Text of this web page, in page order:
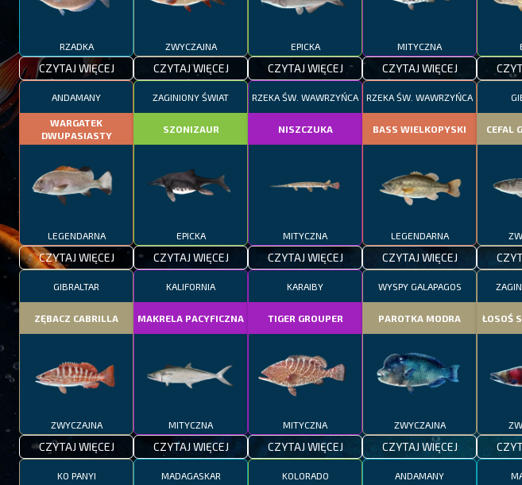
RZADKA
CZYTAJ WIĘCEJ
ZWYCZAJNA
CZYTAJ WIĘCEJ
EPICKA
CZYTAJ WIĘCEJ
MITYCZNA
CZYTAJ WIĘCEJ
ANDAMANY
WARGATEK
DWUPASIASTY
LEGENDARNA
CZYTAJ WIĘCEJ
ZAGINIONY ŚWIAT
SZONIZAUR
EPICKA
CZYTAJ WIĘCEJ
RZEKA ŚW. WAWRZYŃCA
NISZCZUKA
MITYCZNA
CZYTAJ WIĘCEJ
RZEKA ŚW. WAWRZYŃCA
BASS WIELKOPYSKI
LEGENDARNA
CZYTAJ WIĘCEJ
CEFAL
GIBRALTAR
ZĘBACZ CABRILLA
ZWYCZAJNA
CZYTAJ WIĘCEJ
KALIFORNIA
MAKRELA PACYFICZNA
MITYCZNA
CZYTAJ WIĘCEJ
KARAIBY
TIGER GROUPER
MITYCZNA
CZYTAJ WIĘCEJ
WYSPY GALAPAGOS
PAROTKA MODRA
ZWYCZAJNA
CZYTAJ WIĘCEJ
ŁOSOŚ
KO PANYI MADAGASKAR KOLORADO ANDAMANY